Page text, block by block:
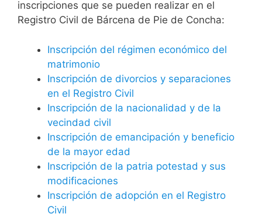
inscripciones que se pueden realizar en el
Registro Civil de Bárcena de Pie de Concha:
Inscripción del régimen económico del
matrimonio
Inscripción de divorcios y separaciones
en el Registro Civil
Inscripción de la nacionalidad y de la
vecindad civil
Inscripción de emancipación y beneficio
de la mayor edad
Inscripción de la patria potestad y sus
modificaciones
Inscripción de adopción en el Registro
Civil